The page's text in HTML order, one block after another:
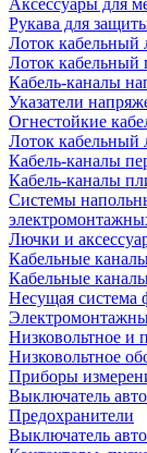
Аксессуары для
Рукава для
Лоток кабельный
Лоток кабельный
Кабель-каналы
Указатели
Огнестойкие
Лоток кабельный
Кабель-каналы
Кабель-каналы
Системы
Лючки и
Кабельные
Кабельные
Несущая система
Низковольтное и
Низковольтное
Приборы
Выключатель
Предохранители
Выключатель